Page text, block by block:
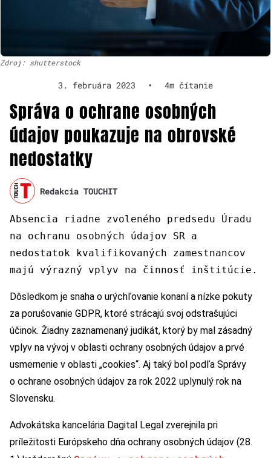
Zdroj: shutterstock
3. februára 2023 • 4m čítanie
Správa o ochrane osobných
údajov poukazuje na obrovské
nedostatky
Redakcia TOUCHIT
Absencia riadne zvoleného predsedu Úradu
na ochranu osobných údajov SR a
nedostatok kvalifikovaných zamestnancov
majú výrazný vplyv na činnosť inštitúcie.
Dôsledkom je snaha o urýchľovanie konaní a nízke pokuty
za porušovanie GDPR, ktoré strácajú svoj odstrašujúci
účinok. Žiadny zaznamenaný judikát, ktorý by mal zásadný
vplyv na vývoj v oblasti ochrany osobných údajov a prvé
usmernenie v oblasti „cookies“. Aj taký bol podľa Správy
o ochrane osobných údajov za rok 2022 uplynulý rok na
Slovensku.
Advokátska kancelária Dagital Legal zverejnila pri
príležitosti Európskeho dňa ochrany osobných údajov (28.